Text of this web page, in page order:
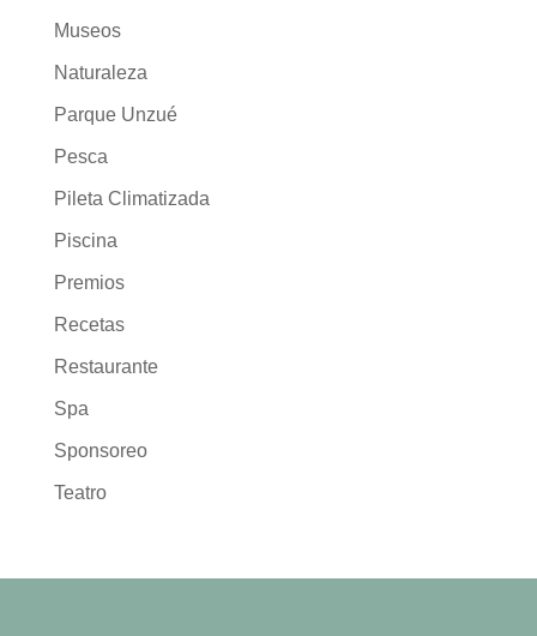
Museos
Naturaleza
Parque Unzué
Pesca
Pileta Climatizada
Piscina
Premios
Recetas
Restaurante
Spa
Sponsoreo
Teatro